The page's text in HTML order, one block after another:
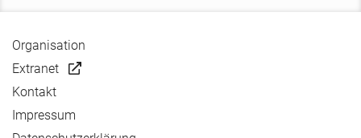
Organisation
Extranet
Kontakt
Impressum